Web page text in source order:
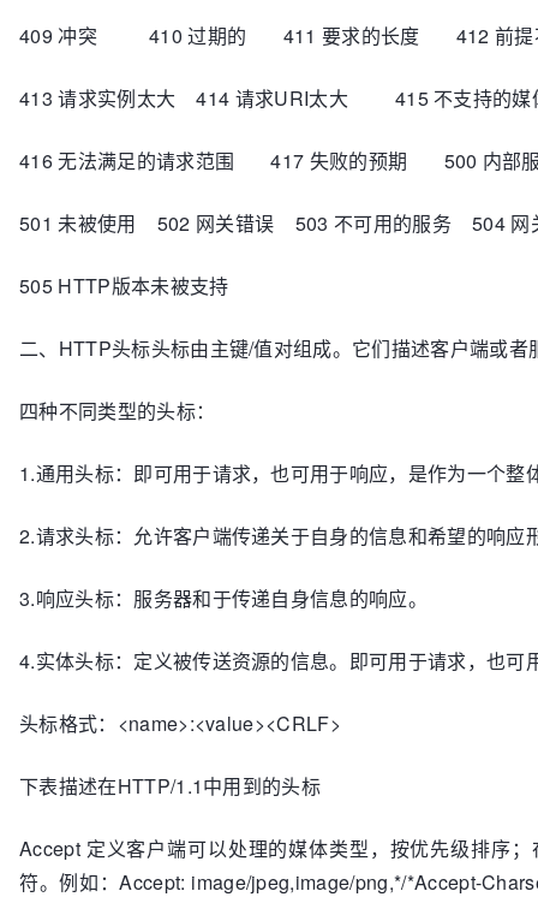
409 冲突 410 过期的 411 要求的长度 412 前提
413 请求实例太大 414 请求URI太大 415 不支持的媒
416 无法满足的请求范围 417 失败的预期 500 内部
501 未被使用 502 网关错误 503 不可用的服务 504 网
505 HTTP版本未被支持
二、HTTP头标头标由主键/值对组成。它们描述客户端或
四种不同类型的头标：
1.通用头标：即可用于请求，也可用于响应，是作为一个整
2.请求头标：允许客户端传递关于自身的信息和希望的响应
3.响应头标：服务器和于传递自身信息的响应。
4.实体头标：定义被传送资源的信息。即可用于请求，也可
头标格式：<name>:<value><CRLF>
下表描述在HTTP/1.1中用到的头标
Accept 定义客户端可以处理的媒体类型，按优先级排序
符。例如：Accept: image/jpeg,image/png,*/*Accept-